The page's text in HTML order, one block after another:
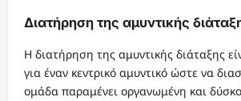
Διατήρηση της αμυντικής
Η διατήρηση της αμυντικής διάταξης
για έναν κεντρικό αμυντικό ώστε να
ομάδα παραμένει οργανωμένη και